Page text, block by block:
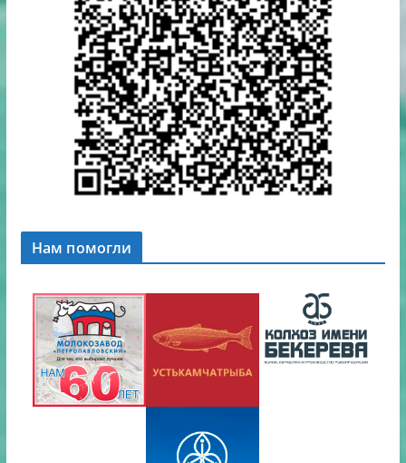
Нам помогли